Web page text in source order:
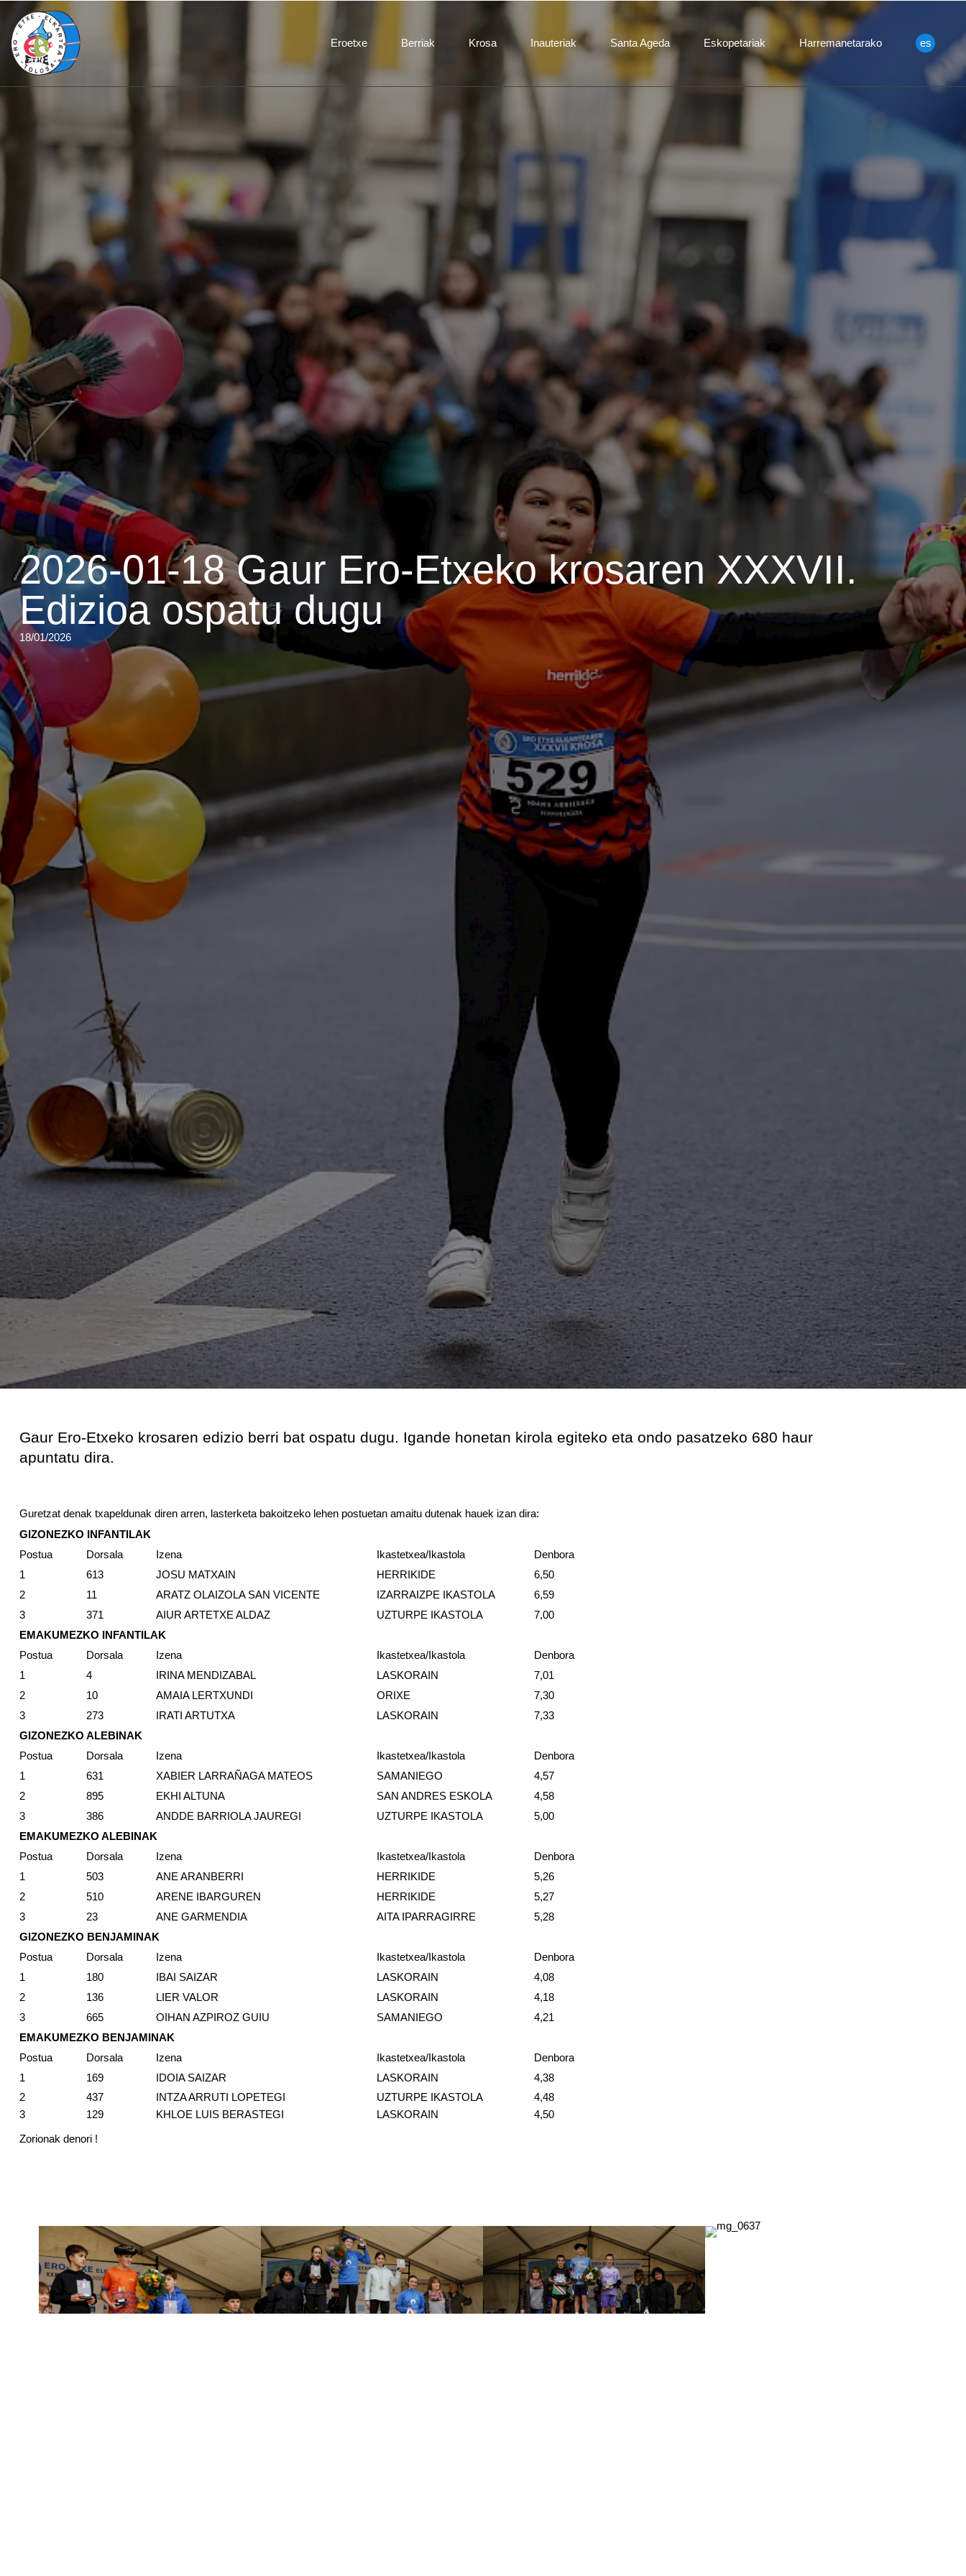
Eroetxe Berriak Krosa Inauteriak Santa Ageda Eskopetariak Harremanetarako es
2026-01-18 Gaur Ero-Etxeko krosaren XXXVII.
Edizioa ospatu dugu
18/01/2026
Gaur Ero-Etxeko krosaren edizio berri bat ospatu dugu. Igande honetan kirola egiteko eta ondo pasatzeko 680 haur
apuntatu dira.
Guretzat denak txapeldunak diren arren, lasterketa bakoitzeko lehen postuetan amaitu dutenak hauek izan dira:
GIZONEZKO INFANTILAK
Postua
Dorsala Izena Ikastetxea/Ikastola
Denbora
1
613 JOSU MATXAIN HERRIKIDE
6,50
2
11 ARATZ OLAIZOLA SAN VICENTE IZARRAIZPE IKASTOLA
6,59
3
371 AIUR ARTETXE ALDAZ UZTURPE IKASTOLA
7,00
EMAKUMEZKO INFANTILAK
Postua
Dorsala Izena Ikastetxea/Ikastola
Denbora
1
4 IRINA MENDIZABAL LASKORAIN
7,01
2
10 AMAIA LERTXUNDI ORIXE
7,30
3
273 IRATI ARTUTXA LASKORAIN
7,33
GIZONEZKO ALEBINAK
Postua
Dorsala Izena Ikastetxea/Ikastola
Denbora
1
631 XABIER LARRAÑAGA MATEOS SAMANIEGO
4,57
2
895 EKHI ALTUNA SAN ANDRES ESKOLA
4,58
3
386 ANDDE BARRIOLA JAUREGI UZTURPE IKASTOLA
5,00
EMAKUMEZKO ALEBINAK
Postua
Dorsala Izena Ikastetxea/Ikastola
Denbora
1
503 ANE ARANBERRI HERRIKIDE
5,26
2
510 ARENE IBARGUREN HERRIKIDE
5,27
3
23 ANE GARMENDIA AITA IPARRAGIRRE
5,28
GIZONEZKO BENJAMINAK
Postua
Dorsala Izena Ikastetxea/Ikastola
Denbora
1
180 IBAI SAIZAR LASKORAIN
4,08
2
136 LIER VALOR LASKORAIN
4,18
3
665 OIHAN AZPIROZ GUIU SAMANIEGO
4,21
EMAKUMEZKO BENJAMINAK
Postua
Dorsala Izena Ikastetxea/Ikastola
Denbora
1
169 IDOIA SAIZAR LASKORAIN
4,38
2
437 INTZA ARRUTI LOPETEGI UZTURPE IKASTOLA
4,48
3
129 KHLOE LUIS BERASTEGI LASKORAIN 4,50
Zorionak denori !